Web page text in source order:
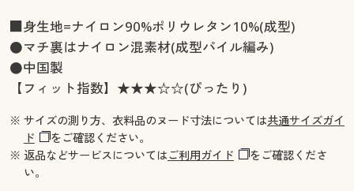
■身生地=ナイロン90%ポリウレタン10%(成型)
●マチ裏はナイロン混素材(成型パイル編み)
●中国製
【フィット指数】★★★☆☆(ぴったり)
※ サイズの測り方、衣料品のヌード寸法については共通サイズガイ
ド
をご確認ください。
※ 返品などサービスについてはご利用ガイド
をご確認くださ
い。